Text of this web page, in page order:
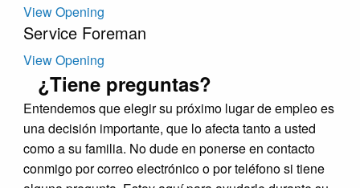
View Opening
Service Foreman
View Opening
¿Tiene preguntas?
Entendemos que elegir su próximo lugar de empleo es
una decisión importante, que lo afecta tanto a usted
como a su familia. No dude en ponerse en contacto
conmigo por correo electrónico o por teléfono si tiene